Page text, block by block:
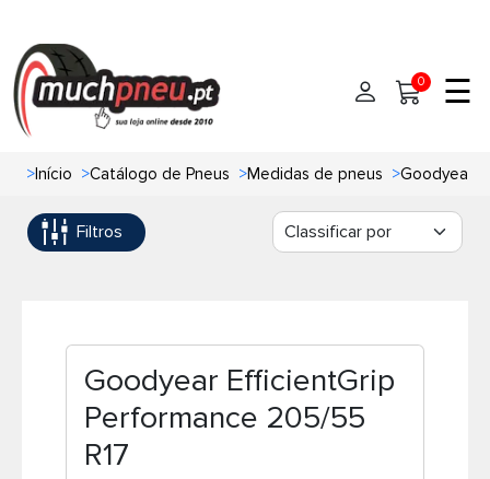
Início
Pneus
Pneus 4x4
Pneus de moto
Pneus de Van
Oficinas de Pneus
Contato
0 ☰
>Início >Catálogo de Pneus >Medidas de pneus >Goodyear
Filtros
Goodyear EfficientGrip
Performance 205/55
R17